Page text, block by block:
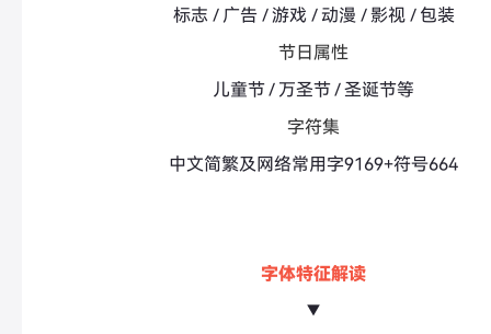
标志 / 广告 / 游戏 / 动漫 / 影视 / 包装
节日属性
儿童节 / 万圣节 / 圣诞节等
字符集
中文简繁及网络常用字9169+符号664
字体特征解读
▼